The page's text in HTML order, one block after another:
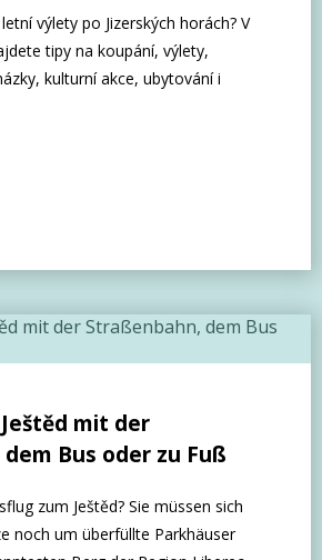
výlety po Jizerských horách? V
tipy na koupání, výlety,
kulturní akce, ubytování i
mit der
Bus oder zu Fuß
zum Ještěd? Sie müssen sich
noch um überfüllte Parkhäuser